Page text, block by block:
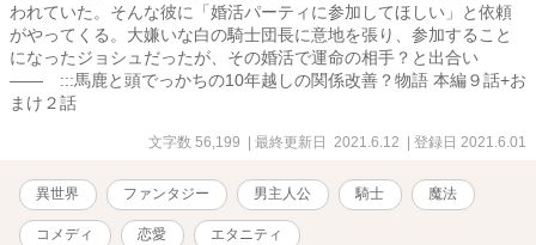
われていた。そんな彼に「婚活パーティに参加してほしい」と依頼
がやってくる。大嫌いな白の騎士団長に意地を張り、参加すること
になったジョシュだったが、その婚活で運命の相手？と出合い
―― :::馬鹿と頭でっかちの10年越しの関係改善？物語 本編９話+お
まけ２話
文字数 56,199 | 最終更新日 2021.6.12 | 登録日 2021.6.01
異世界 ファンタジー 男主人公 騎士 魔法
コメディ 恋愛 エタニティ